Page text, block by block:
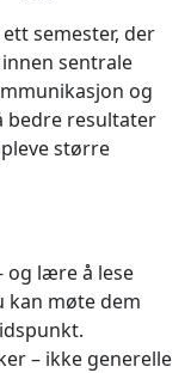
semester, der
sentrale
og
bedre resultater
større
og lære å lese
kan møte dem
– ikke generelle